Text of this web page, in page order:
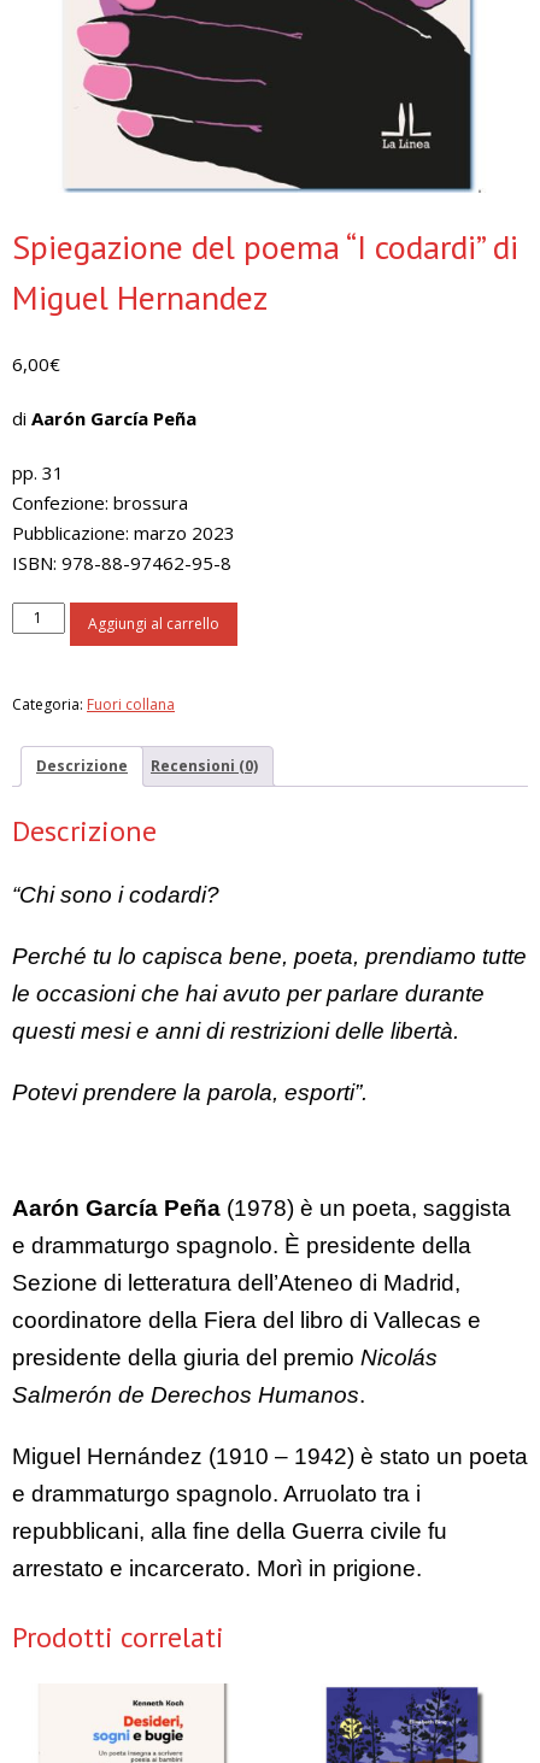
Spiegazione del poema “I codardi” di
Miguel Hernandez
6,00€
di Aarón García Peña
pp. 31
Confezione: brossura
Pubblicazione: marzo 2023
ISBN: 978-88-97462-95-8
Spiegazione
del
codardi"
Miguel
Hernandez
Aggiungi al carrello
Categoria: Fuori collana
Descrizione Recensioni (0)
Descrizione
“Chi sono i codardi?
Perché tu lo capisca bene, poeta, prendiamo tutte
le occasioni che hai avuto per parlare durante
questi mesi e anni di restrizioni delle libertà.
Potevi prendere la parola, esporti”.
Aarón García Peña (1978) è un poeta, saggista
e drammaturgo spagnolo. È presidente della
Sezione di letteratura dell’Ateneo di Madrid,
coordinatore della Fiera del libro di Vallecas e
presidente della giuria del premio Nicolás
Salmerón de Derechos Humanos.
Miguel Hernández (1910 – 1942) è stato un poeta
e drammaturgo spagnolo. Arruolato tra i
repubblicani, alla fine della Guerra civile fu
arrestato e incarcerato. Morì in prigione.
Prodotti correlati